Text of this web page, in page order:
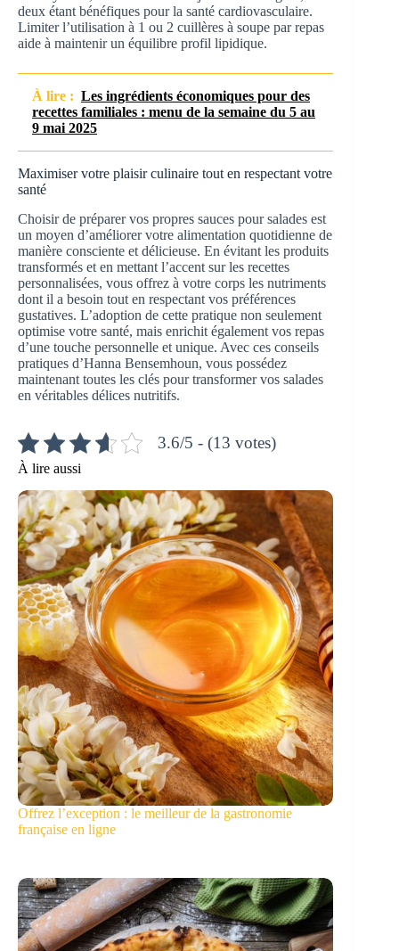
deux étant bénéfiques pour la santé cardiovasculaire.
Limiter l’utilisation à 1 ou 2 cuillères à soupe par repas
aide à maintenir un équilibre profil lipidique.
À lire : Les ingrédients économiques pour des
recettes familiales : menu de la semaine du 5 au
9 mai 2025
Maximiser votre plaisir culinaire tout en respectant votre
santé
Choisir de préparer vos propres sauces pour salades est
un moyen d’améliorer votre alimentation quotidienne de
manière consciente et délicieuse. En évitant les produits
transformés et en mettant l’accent sur les recettes
personnalisées, vous offrez à votre corps les nutriments
dont il a besoin tout en respectant vos préférences
gustatives. L’adoption de cette pratique non seulement
optimise votre santé, mais enrichit également vos repas
d’une touche personnelle et unique. Avec ces conseils
pratiques d’Hanna Bensemhoun, vous possédez
maintenant toutes les clés pour transformer vos salades
en véritables délices nutritifs.
3.6/5 - (13 votes)
À lire aussi
Offrez l’exception : le meilleur de la gastronomie
française en ligne